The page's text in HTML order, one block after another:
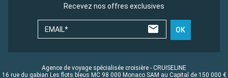
Recevez nos offres exclusives
EMAIL* OK
Agence de voyage spécialisée croisière - CRUISELINE
16 rue du gabian Les flots bleus MC 98 000 Monaco SAM au Capital de 150 000 €